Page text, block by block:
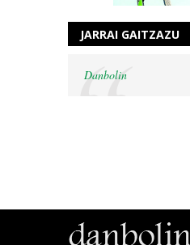
JARRAI GAITZAZU
Danbolin